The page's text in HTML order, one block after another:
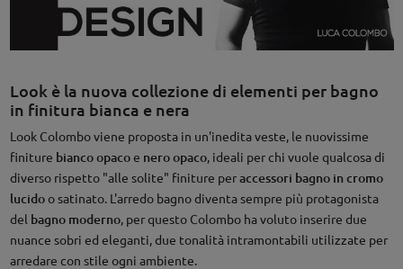
Look è la nuova collezione di elementi per bagno
in finitura bianca e nera
Look Colombo viene proposta in un'inedita veste, le nuovissime
finiture bianco opacoe nero opaco, ideali per chi vuole qualcosa di
diverso rispetto "alle solite" finiture peraccessori bagno in cromo
lucidoo satinato. L'arredo bagno diventa sempre più protagonista
del bagno moderno, per questo Colombo ha voluto inserire due
nuance sobri ed eleganti, due tonalità intramontabili utilizzate per
arredare con stile ogni ambiente.